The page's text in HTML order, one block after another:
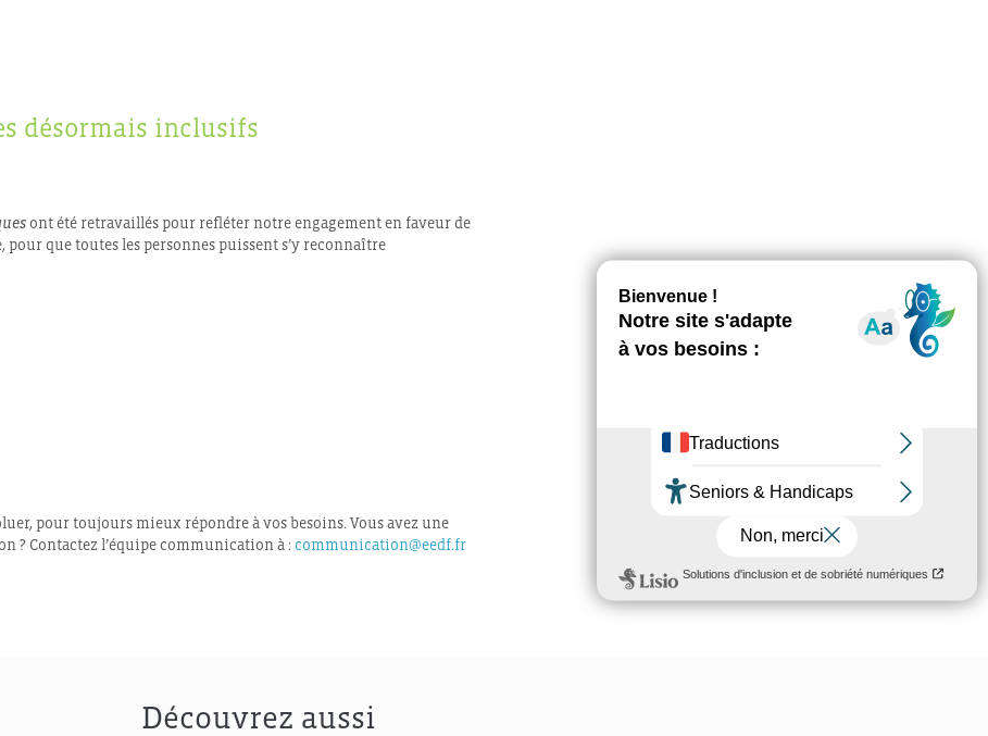
désormais inclusifs
ont été retravaillés pour refléter notre engagement en faveur de
que toutes les personnes puissent s’y reconnaître
pour toujours mieux répondre à vos besoins. Vous avez une
? Contactez l’équipe communication à : communication@eedf.fr
Découvrez aussi